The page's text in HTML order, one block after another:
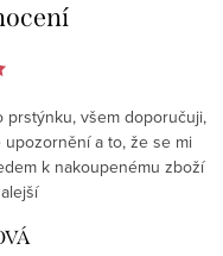
všem doporučuji,
a to, že se mi
k nakoupenému zboží